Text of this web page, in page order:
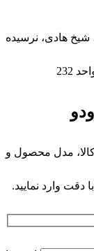
شیخ هادی، نرسیده
بر روی کالا، مدل محصول و
وارد نمایید.